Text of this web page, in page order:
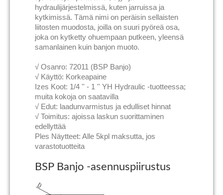
hydraulijärjestelmissä, kuten jarruissa ja
kytkimissä. Tämä nimi on peräisin sellaisten
liitosten muodosta, joilla on suuri pyöreä osa,
joka on kytketty ohuempaan putkeen, yleensä
samanlainen kuin banjon muoto.
√ Osanro: 72011 (BSP Banjo)
√ Käyttö: Korkeapaine
Izes Koot: 1/4 '' - 1 '' YH Hydraulic -tuotteessa;
muita kokoja on saatavilla
√ Edut: laadunvarmistus ja edulliset hinnat
√ Toimitus: ajoissa laskun suorittaminen
edellyttää
Ples Näytteet: Alle 5kpl maksutta, jos
varastotuotteita
BSP Banjo -asennuspiirustus